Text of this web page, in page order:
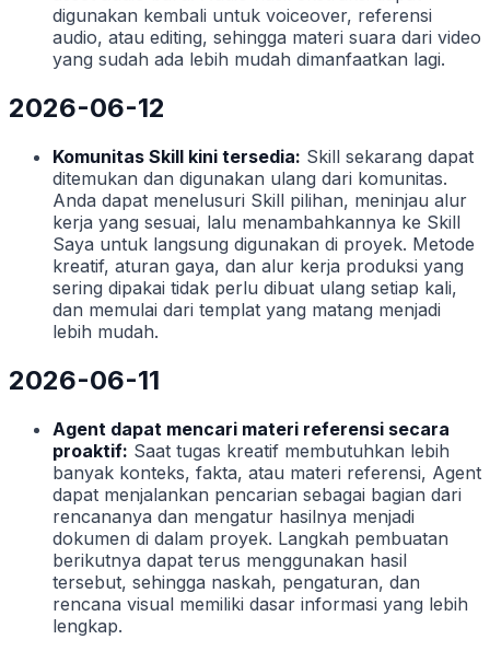
digunakan kembali untuk voiceover, referensi
audio, atau editing, sehingga materi suara dari video
yang sudah ada lebih mudah dimanfaatkan lagi.
2026-06-12
Komunitas Skill kini tersedia: Skill sekarang dapat
ditemukan dan digunakan ulang dari komunitas.
Anda dapat menelusuri Skill pilihan, meninjau alur
kerja yang sesuai, lalu menambahkannya ke Skill
Saya untuk langsung digunakan di proyek. Metode
kreatif, aturan gaya, dan alur kerja produksi yang
sering dipakai tidak perlu dibuat ulang setiap kali,
dan memulai dari templat yang matang menjadi
lebih mudah.
2026-06-11
Agent dapat mencari materi referensi secara
proaktif: Saat tugas kreatif membutuhkan lebih
banyak konteks, fakta, atau materi referensi, Agent
dapat menjalankan pencarian sebagai bagian dari
rencananya dan mengatur hasilnya menjadi
dokumen di dalam proyek. Langkah pembuatan
berikutnya dapat terus menggunakan hasil
tersebut, sehingga naskah, pengaturan, dan
rencana visual memiliki dasar informasi yang lebih
lengkap.